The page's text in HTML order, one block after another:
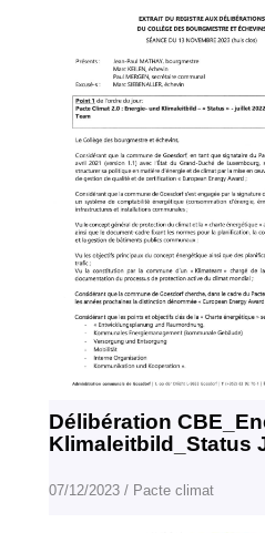
Délibération
Klimaleitbild_Status
07/12/2023/ Pacte climat